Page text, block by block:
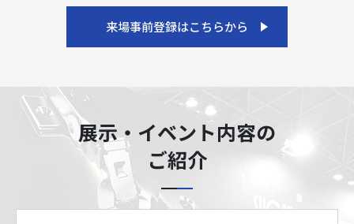
来場事前登録はこちらから
展示・イベント内容の
ご紹介